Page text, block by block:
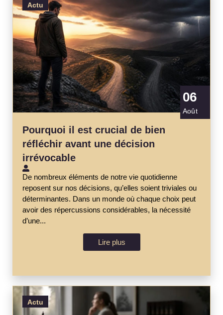
Actu
06
Août
Pourquoi il est crucial de bien
réfléchir avant une décision
irrévocable
De nombreux éléments de notre vie quotidienne
reposent sur nos décisions, qu’elles soient triviales ou
déterminantes. Dans un monde où chaque choix peut
avoir des répercussions considérables, la nécessité
d’une...
Lire plus
Actu